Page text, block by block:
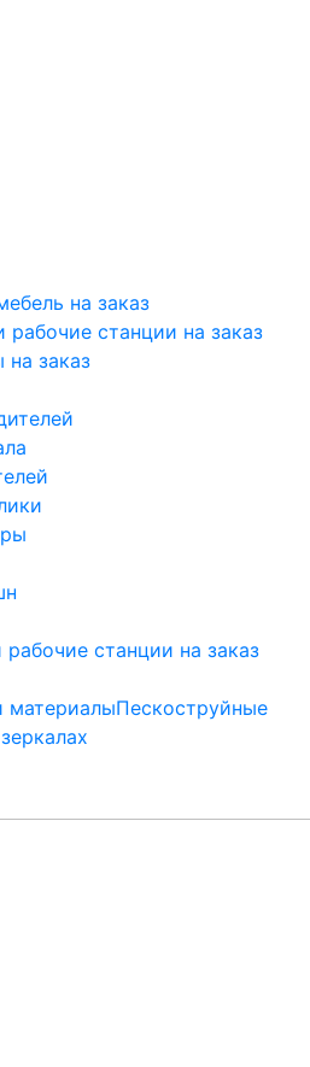
на заказ
станции на заказ
на заказ
станции на заказ
материалыПескоструйные